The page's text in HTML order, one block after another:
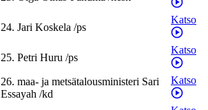
24. Jari Koskela /ps
Katso
25. Petri Huru /ps
Katso
26. maa- ja metsätalousministeri Sari
Essayah /kd
Katso